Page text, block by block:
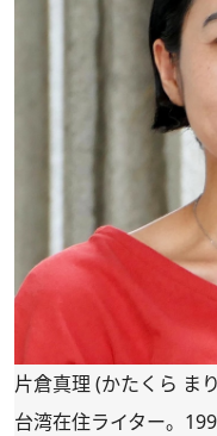
片倉真理 (かたくら ま
台湾在住ライター。